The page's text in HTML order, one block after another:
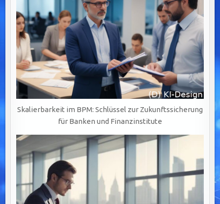
Skalierbarkeit im BPM: Schlüssel zur Zukunftssicherung
für Banken und Finanzinstitute